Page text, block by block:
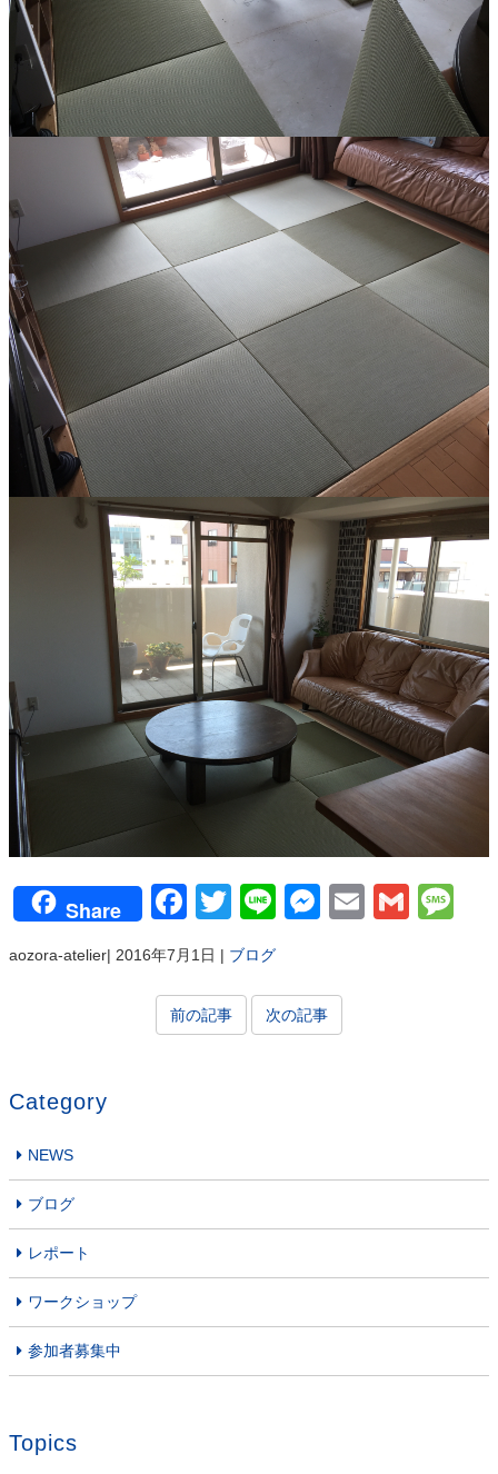
Share Facebook
Twitter
LineMessenger
Email
aozora-atelier| 2016年7月1日 | ブログ
前の記事 次の記事
Category
NEWS
ブログ
レポート
ワークショップ
参加者募集中
Topics